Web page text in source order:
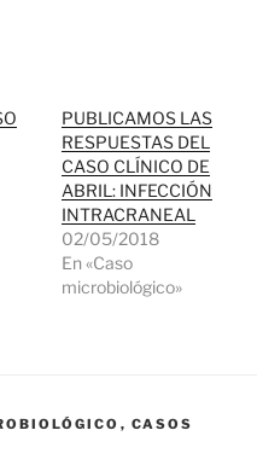
PUBLICAMOS LAS
RESPUESTAS DEL
CASO CLÍNICO DE
ABRIL: INFECCIÓN
INTRACRANEAL
02/05/2018
En «Caso
microbiológico»
, CASOS